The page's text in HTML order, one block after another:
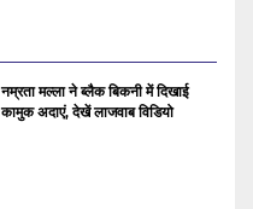
नम्रता मल्ला ने ब्लैक बिकनी में दिखाई
कामुक अदाएं, देखें लाजवाब विडियो